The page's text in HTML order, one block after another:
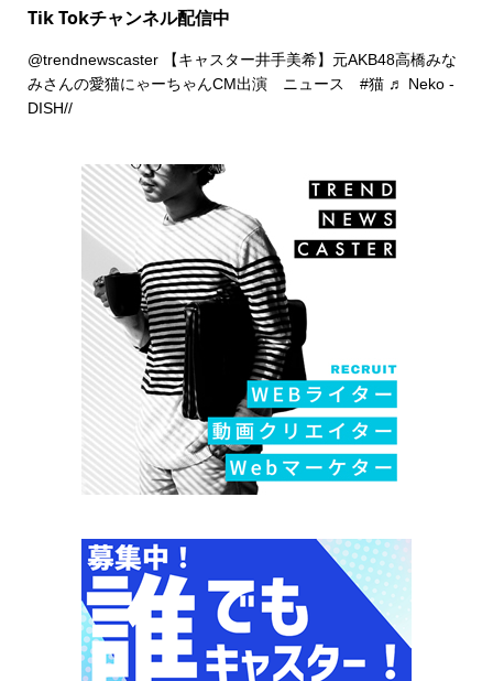
Tik Tokチャンネル配信中
@trendnewscaster【キャスター井手美希】元AKB48高橋みな
みさんの愛猫にゃーちゃんCM出演 ニュース #猫 ♬ Neko -
DISH//